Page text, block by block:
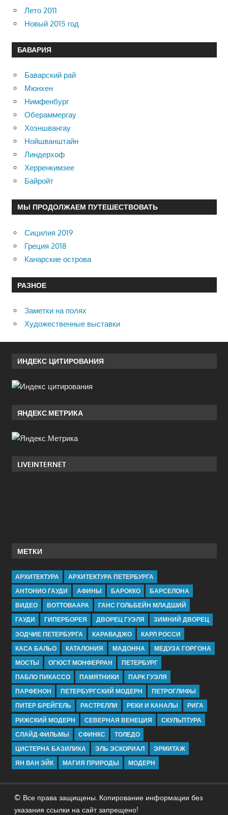
Лето 2011
Новый 2015 год
БАВАРИЯ
Баварский рай
Мюнхен
Нимфенбург
Обераммергау
Хоэншвангау
Нойшванштайн
Линдерхоф
Херренкимзее
Байройт
МЫ ПРОДОЛЖАЕМ ПУТЕШЕСТВОВАТЬ
Сицилия 2019
Греция 2018
Канарские острова
РАЗНОЕ
Заметки на полях
Художественные выставки
ИНДЕКС ЦИТИРОВАНИЯ
ЯНДЕКС.МЕТРИКА
LIVEINTERNET
МЕТКИ
АРХИТЕКТУРА
АРХИТЕКТУРА ПЕТЕРБУРГА
АНТОНИО ГАУДИ
АФИНЫ БАРОККО
БАРСЕЛОНА
ВИДЕО
ВОТТОВААРА
ГАНС ГОЛЬБЕЙН МЛАДШИЙ
ГАУДИ
ГИПЕРБОРЕЯ ДВОРЕЦ ГУЭЛЯ
ЗИМНИЙ ДВОРЕЦ
ЗОДЧИЕ ПЕТЕРБУРГА
КАРАВАДЖО
КАРЛ РОССИ
КАСА БАЛЬО
КАТАЛОНИЯ МАДОННА
МЕДУЗА ГОРГОНА
МОСТЫ
ОГЮСТ МОНФЕРРАН
ПЕТЕРБУРГ
ПАБЛО ПИКАССО
ПАМЯТНИКИ
ПАРК ГУЭЛЯ
ПАРФЕНОН
ПЕТЕРБУРГСКИЙ МОДЕРН
ПЕТРОГЛИФЫ
ПИТЕР БРЕЙГЕЛЬ
РАСТРЕЛЛИ РЕКИ И КАНАЛЫ
РИГА
РИЖСКИЙ МОДЕРН
СЕВЕРНАЯ ВЕНЕЦИЯ
СКУЛЬПТУРА
СЛАЙД-ФИЛЬМЫ
СФИНКС
ТОЛЕДО
ЦИСТЕРНА БАЗИЛИКА
ЭЛЬ ЭСКОРИАЛ
ЭРМИТАЖ
ЯН ВАН ЭЙК
МАГИЯ ПРИРОДЫ МОДЕРН
© Все права защищены. Копирование информации без
указания ссылки на сайт запрещено!